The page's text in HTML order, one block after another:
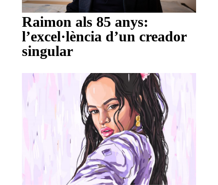
Raimon als 85 anys:
l’excel·lència d’un creador
singular